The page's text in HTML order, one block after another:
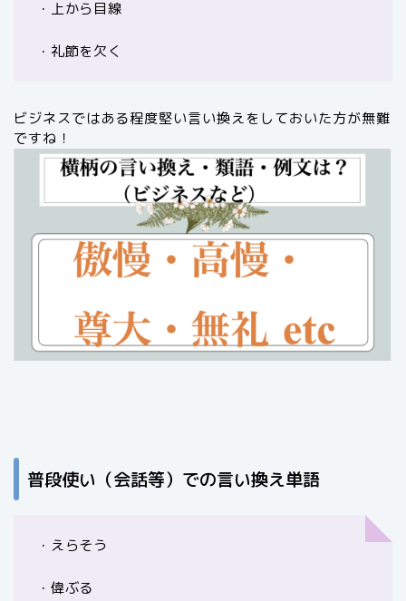
・上から目線
・礼節を欠く
ビジネスではある程度堅い言い換えをしておいた方が無難
ですね！
普段使い（会話等）での言い換え単語
・えらそう
・偉ぶる